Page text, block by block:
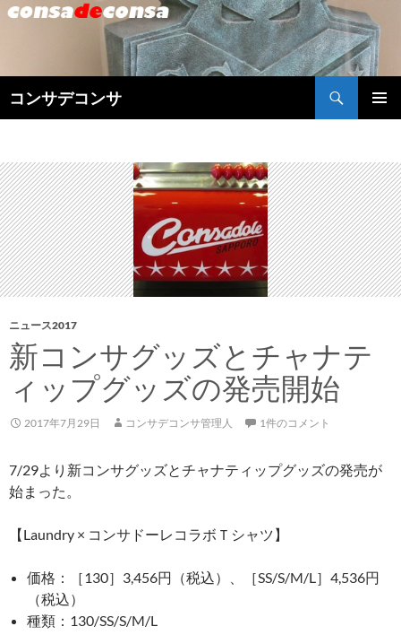
コンサデコンサ
索
ン
ツ
へ
ス
キ
ッ
プ
ニュース2017
新コンサグッズとチャナテ
ィップグッズの発売開始
2017年7月29日 コンサデコンサ管理人 1件のコメント
7/29より新コンサグッズとチャナティップグッズの発売が
始まった。
【Laundry × コンサドーレコラボＴシャツ】
価格：［130］3,456円（税込）、［SS/S/M/L］4,536円
（税込）
種類：130/SS/S/M/L